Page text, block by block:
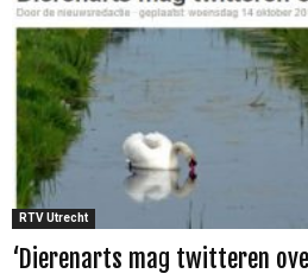
RTV Utrecht
‘Dierenarts mag twitteren